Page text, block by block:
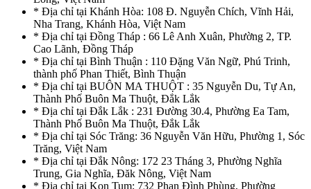
* Địa chỉ tại Khánh Hòa: 108 Đ. Nguyễn Chích, Vĩnh Hải,
Nha Trang, Khánh Hòa, Việt Nam
* Địa chỉ tại Đồng Tháp : 66 Lê Anh Xuân, Phường 2, TP.
Cao Lãnh, Đồng Tháp
* Địa chỉ tại Bình Thuận : 110 Đặng Văn Ngữ, Phú Trinh,
thành phố Phan Thiết, Bình Thuận
* Địa chỉ tại BUÔN MA THUỘT : 35 Nguyễn Du, Tự An,
Thành Phố Buôn Ma Thuột, Đắk Lắk
* Địa chỉ tại Đắk Lắk : 231 Đường 30.4, Phường Ea Tam,
Thành Phố Buôn Ma Thuột, Đắk Lắk
* Địa chỉ tại Sóc Trăng: 36 Nguyễn Văn Hữu, Phường 1, Sóc
Trăng, Việt Nam
* Địa chỉ tại Đắk Nông: 172 23 Tháng 3, Phường Nghĩa
Trung, Gia Nghĩa, Đăk Nông, Việt Nam
* Địa chỉ tại Kon Tum: 732 Phan Đình Phùng, Phường